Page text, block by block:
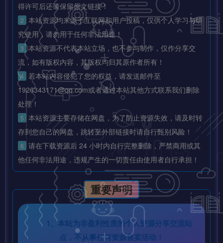
得许可后还请保留原文链接！
2 本站资源均来源于互联网和用户投稿，仅供个人学习与研
究使用，请勿用于任何非法用途！
3 本站资源不代表本站立场，也不参与制作，仅作分享交
流，如有版权内容，其版权均归其原作者所有！
4
若本站内容侵犯了您的权益，请发送邮件至
1926343171@qq.com或者通过本站其他方式联系我们删除
处理！
5 本站资源主要存储在网盘，为了防止资源失效，请及时转
存到您自己的网盘，跳转至外部链接时请自行甄别风险！
6 请在下载资源后 24 小时内自行完整删除，严禁商用或其
他任何非法用途，违规产生的一切责任由使用者自行承担！
重要声明
1、本站为非盈利性质的个人资源分享交流站
点，不从事任何资源售卖活动！